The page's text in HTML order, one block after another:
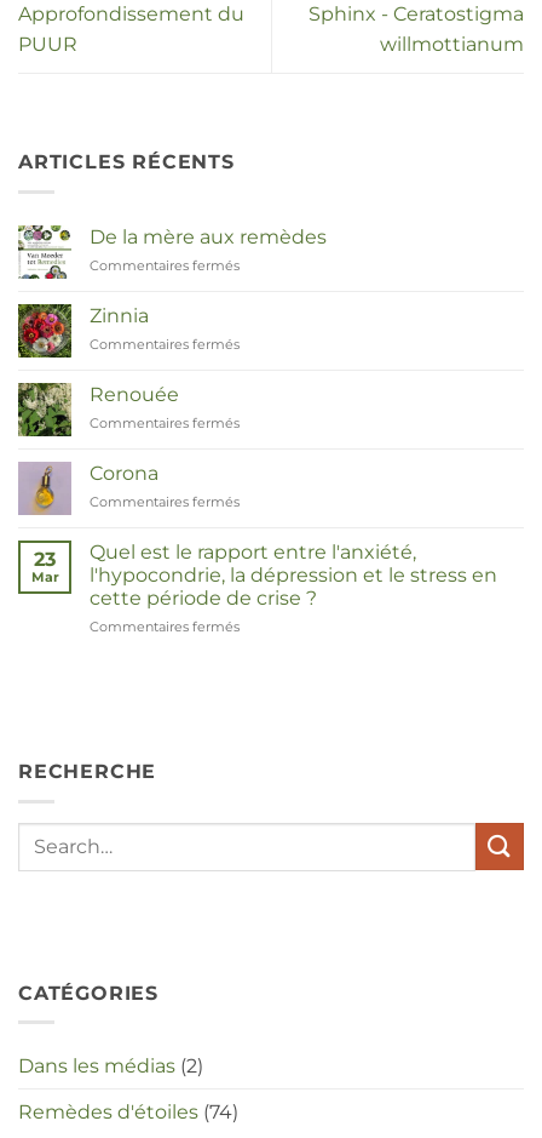
Approfondissement du
PUUR
Sphinx - Ceratostigma
willmottianum
ARTICLES RÉCENTS
De la mère aux remèdes
Commentaires fermés
Zinnia
Commentaires fermés
Renouée
Commentaires fermés
Corona
Commentaires fermés
23
Mar
Quel est le rapport entre l'anxiété,
l'hypocondrie, la dépression et le stress en
cette période de crise ?
Commentaires fermés
in
RECHERCHE
CATÉGORIES
Dans les médias (2)
Remèdes d'étoiles (74)